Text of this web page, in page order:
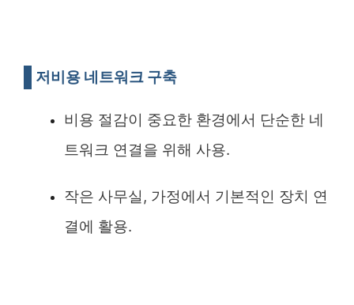
저비용 네트워크 구축
비용 절감이 중요한 환경에서 단순한 네
트워크 연결을 위해 사용.
작은 사무실, 가정에서 기본적인 장치 연
결에 활용.